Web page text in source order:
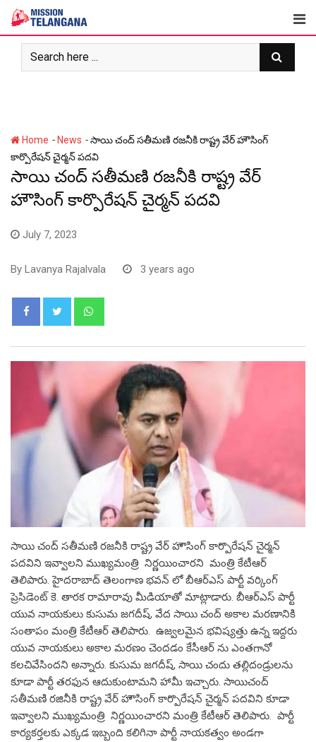
Skip
content
Home - News -సాయి చంద్ సతీమణి రజనీకి రాష్ట్ర వేర్ హౌసింగ్
కార్పొరేషన్ చైర్మన్ పదవి
సాయి చంద్ సతీమణి రజనీకి రాష్ట్ర వేర్
హౌసింగ్ కార్పొరేషన్ చైర్మన్ పదవి
July 7, 2023
By Lavanya Rajalvala 3 years ago
సాయి చంద్ సతీమణి రజనీకి రాష్ట్ర వేర్ హౌసింగ్ కార్పొరేషన్ చైర్మన్
పదవిని ఇవ్వాలని ముఖ్యమంత్రి నిర్ణయించారని మంత్రి కేటీఆర్
తెలిపారు. హైదరాబాద్‌ తెలంగాణ భవన్ లో బీఆర్ఎస్ పార్టీ వర్కింగ్
ప్రెసిడెంట్ కె. తారక రామారావు మీడియాతో మాట్లాడారు. బీఆర్ఎస్ పార్టీ
యువ నాయకులు కుసుమ జగదీష్, వేద సాయి చంద్ అకాల మరణానికి
సంతాపం మంత్రి కేటీఆర్ తెలిపారు. ఉజ్వలమైన భవిష్యత్తు ఉన్న ఇద్దరు
యువ నాయకులు అకాల మరణం చెందడం కేసీఆర్ ను ఎంతగానో
కలచివేసిందని అన్నారు. కుసుమ జగదీష్, సాయి చందు తల్లిదండ్రులను
కూడా పార్టీ తరఫున ఆదుకుంటామని హామీ ఇచ్చారు. సాయిచంద్
సతీమణి రజినీకి రాష్ట్ర వేర్ హౌసింగ్ కార్పొరేషన్ చైర్మన్ పదవిని కూడా
ఇవ్వాలని ముఖ్యమంత్రి నిర్ణయించారని మంత్రి కేటీఆర్ తెలిపారు. పార్టీ
కార్యకర్తలకు ఎక్కడ ఇబ్బంది కలిగినా పార్టీ నాయకత్వం అండగా